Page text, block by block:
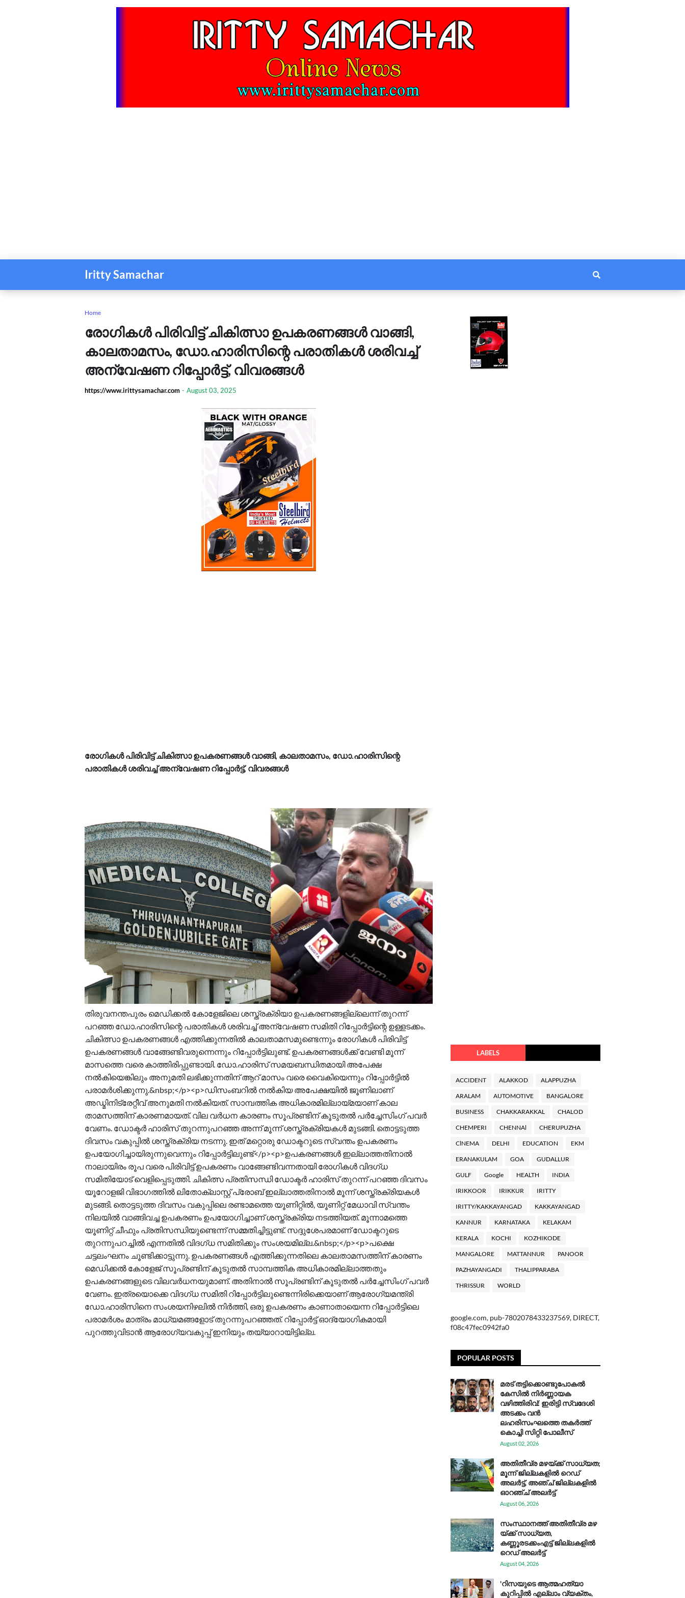
Iritty Samachar
Home
രോഗികൾ പിരിവിട്ട് ചികിത്സാ ഉപകരണങ്ങൾ വാങ്ങി,
കാലതാമസം, ഡോ.ഹാരിസിന്റെ പരാതികൾ ശരിവച്ച്
അന്വേഷണ റിപ്പോർട്ട്, വിവരങ്ങൾ
https://www.irittysamachar.com - August 03, 2025
രോഗികൾ പിരിവിട്ട് ചികിത്സാ ഉപകരണങ്ങൾ വാങ്ങി, കാലതാമസം, ഡോ.ഹാരിസിന്റെ
പരാതികൾ ശരിവച്ച് അന്വേഷണ റിപ്പോർട്ട്, വിവരങ്ങൾ
തിരുവനന്തപുരം മെഡിക്കൽ കോളേജിലെ ശസ്ത്രക്രിയാ ഉപകരണങ്ങളില്ലെന്ന് തുറന്ന്
പറഞ്ഞ ഡോ.ഹാരിസിന്റെ പരാതികൾ ശരിവച്ച് അന്വേഷണ സമിതി റിപ്പോർട്ടിന്റെ ഉള്ളടക്കം.
ചികിത്സാ ഉപകരണങ്ങൾ എത്തിക്കുന്നതിൽ കാലതാമസമുണ്ടെന്നും രോഗികൾ പിരിവിട്ട്
ഉപകരണങ്ങൾ വാങ്ങേണ്ടിവരുന്നെന്നും റിപ്പോർട്ടിലുണ്ട്. ഉപകരണങ്ങൾക്ക് വേണ്ടി മൂന്ന്
മാസത്തെ വരെ കാത്തിരിപ്പുണ്ടായി. ഡോ.ഹാരിസ് സമയബന്ധിതമായി അപേക്ഷ
നൽകിയെങ്കിലും അനുമതി ലഭിക്കുന്നതിന് ആറ് മാസം വരെ വൈകിയെന്നും റിപ്പോർട്ടിൽ
പരാമർശിക്കുന്നു.&nbsp;</p><p>ഡിസംബറിൽ നൽകിയ അപേക്ഷയിൽ ജൂണിലാണ്
അഡ്മിനിട്രേറ്റീവ് അനുമതി നൽകിയത്. സാമ്പത്തിക അധികാരമില്ലായ്മയാണ് കാല
താമസത്തിന് കാരണമായത്. വില വർധന കാരണം സൂപ്രണ്ടിന് കൂടുതൽ പർച്ചേസിംഗ് പവർ
വേണം. ഡോക്ടർ ഹാരിസ് തുറന്നുപറഞ്ഞ അന്ന് മൂന്ന് ശസ്ത്രക്രിയകൾ മുടങ്ങി. തൊട്ടടുത്ത
ദിവസം വകുപ്പിൽ ശസ്ത്രക്രിയ നടന്നു. ഇത് മറ്റൊരു ഡോക്ടറുടെ സ്വന്തം ഉപകരണം
ഉപയോഗിച്ചായിരുന്നുവെന്നും റിപ്പോർട്ടിലുണ്ട്</p><p>ഉപകരണങ്ങൾ ഇല്ലാത്തതിനാൽ
നാലായിരം രൂപ വരെ പിരിവിട്ട് ഉപകരണം വാങ്ങേണ്ടിവന്നതായി രോഗികൾ വിദഗ്ധ
സമിതിയോട് വെളിപ്പെടുത്തി. ചികിത്സ പ്രതിസന്ധി ഡോക്ടർ ഹാരിസ് തുറന്ന് പറഞ്ഞ ദിവസം
യൂറോളജി വിഭാഗത്തിൽ ലിതോക്ലാസ്റ്റ് പ്രോബ് ഇല്ലാത്തതിനാൽ മൂന്ന് ശസ്ത്രക്രിയകൾ
മുടങ്ങി. തൊട്ടടുത്ത ദിവസം വകുപ്പിലെ രണ്ടാമത്തെ യൂണിറ്റിൽ, യൂണിറ്റ് മേധാവി സ്വന്തം
നിലയിൽ വാങ്ങിവച്ച ഉപകരണം ഉപയോഗിച്ചാണ് ശസ്ത്രക്രിയ നടത്തിയത്. മൂന്നാമത്തെ
യൂണിറ്റ് ചീഫും പ്രതിസന്ധിയുണ്ടെന്ന് സമ്മതിച്ചിട്ടുണ്ട്. സദ്ദുശേപരമാണ് ഡോക്ടറുടെ
തുറന്നുപറച്ചിൽ എന്നതിൽ വിദഗ്ധ സമിതിക്കും സംശയമില്ല.&nbsp;</p><p>പക്ഷെ
ചട്ടലംഘനം ചൂണ്ടിക്കാട്ടുന്നു. ഉപകരണങ്ങൾ എത്തിക്കുന്നതിലെ കാലതാമസത്തിന് കാരണം
മെഡിക്കൽ കോളേജ് സൂപ്രണ്ടിന് കൂടുതൽ സാമ്പത്തിക അധികാരമില്ലാത്തതും
ഉപകരണങ്ങളുടെ വിലവർധനയുമാണ്. അതിനാൽ സൂപ്രണ്ടിന് കൂടുതൽ പർച്ചേസിംഗ് പവർ
വേണം. ഇത്രയൊക്കെ വിദഗ്ധ സമിതി റിപ്പോർട്ടിലുണ്ടെന്നിരിക്കെയാണ് ആരോഗ്യമന്ത്രി
ഡോ.ഹാരിസിനെ സംശയനിഴലിൽ നിർത്തി, ഒരു ഉപകരണം കാണാതായെന്ന റിപ്പോർട്ടിലെ
പരാമർശം മാത്രം മാധ്യമങ്ങളോട് തുറന്നുപറഞ്ഞത്. റിപ്പോർട്ട് ഓദ്യോഗികമായി
പുറത്തുവിടാൻ ആരോഗ്യവകുപ്പ് ഇനിയും തയ്യാറായിട്ടില്ല.
LABELS
ACCIDENT ALAKKOD ALAPPUZHA
ARALAM AUTOMOTIVE BANGALORE
BUSINESS CHAKKARAKKAL CHALOD
CHEMPERI CHENNAl CHERUPUZHA
ClNEMA DELHI EDUCATION EKM
ERANAKULAM GOA GUDALLUR
GULF Google HEALTH INDIA
IRIKKOOR IRIKKUR IRITTY
IRITTY/KAKKAYANGAD KAKKAYANGAD
KANNUR KARNATAKA KELAKAM
KERALA KOCHI KOZHIKODE
MANGALORE MATTANNUR PANOOR
PAZHAYANGADI THALIPPARABA
THRISSUR WORLD
google.com, pub-7802078433237569, DIRECT,
f08c47fec0942fa0
POPULAR POSTS
മരട് തട്ടിക്കൊണ്ടുപോകൽ
കേസിൽ നിർണ്ണായക
വഴിത്തിരിവ്: ഇരിട്ടി സ്വദേശി
അടക്കം വൻ
ലഹരിസംഘത്തെ തകർത്ത്
കൊച്ചി സിറ്റി പോലീസ്
August 02, 2026
അതിതീവ്ര മഴയ്ക്ക് സാധ്യത;
മൂന്ന് ജില്ലകളിൽ റെഡ്
അലർട്ട്, അഞ്ച് ജില്ലകളിൽ
ഓറഞ്ച് അലർട്ട്
August 06, 2026
സം​സ്ഥാ​ന​ത്ത് അ​തി​തീ​വ്ര മ​ഴ​
യ്ക്ക് സാ​ധ്യ​ത,
കണ്ണൂരടക്കംഎ​ട്ട് ജി​ല്ല​ക​ളി​ൽ
റെ​ഡ് അ​ലർ​ട്ട്
August 04, 2026
'റിസയുടെ ആത്മഹത്യാ
കുറിപ്പിൽ എല്ലാം വ്യക്തം,